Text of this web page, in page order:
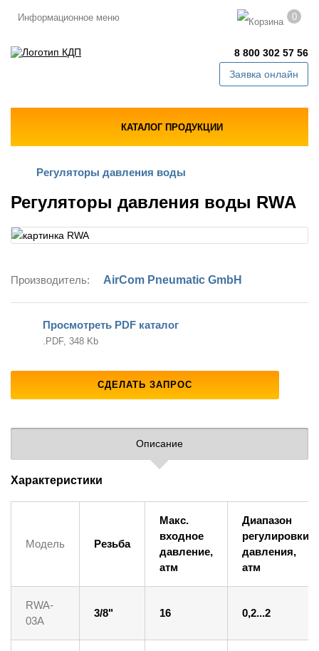
Информационное меню 0
8 800 302 57 56
Заявка онлайн
КАТАЛОГ ПРОДУКЦИИ
Регуляторы давления воды
Регуляторы давления воды RWA
Производитель: AirCom Pneumatic GmbH
Просмотреть PDF каталог
.PDF, 348 Kb
СДЕЛАТЬ ЗАПРОС
Описание
Характеристики
Модель Резьба
Макс.
входное
давление,
атм
Диапазон
регулировки
давления,
атм
RWA-
03A
3/8" 16 0,2...2